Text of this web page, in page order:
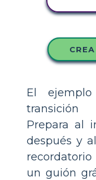
El
transición
Prepara al
después y
un guión